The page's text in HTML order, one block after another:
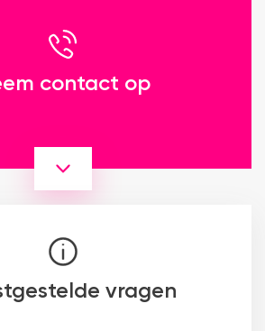
contact op
vragen